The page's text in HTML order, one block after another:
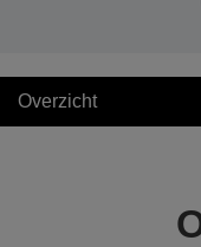
Overzicht